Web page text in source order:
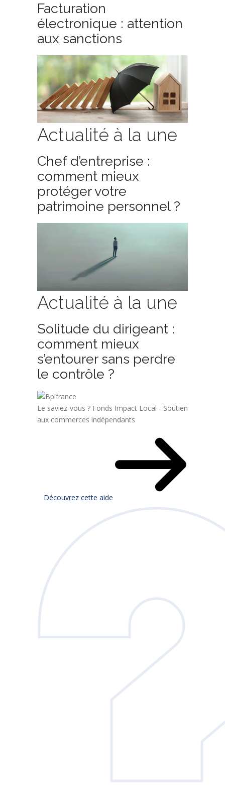
Facturation
électronique : attention
aux sanctions
Actualité à la une
Chef d’entreprise :
comment mieux
protéger votre
patrimoine personnel ?
Actualité à la une
Solitude du dirigeant :
comment mieux
s’entourer sans perdre
le contrôle ?
Le saviez-vous ? Fonds Impact Local - Soutien
aux commerces indépendants
Découvrez cette aide